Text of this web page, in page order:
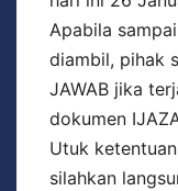
Apabila
diambil, pihak
JAWAB jika
dokumen
Utuk
silahkan